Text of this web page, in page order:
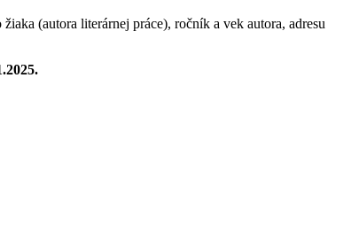
(autora literárnej práce), ročník a vek autora, adresu
.